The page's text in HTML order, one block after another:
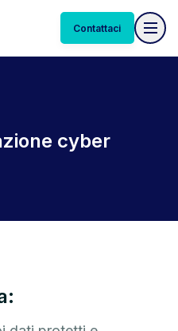
Contattaci
cyber